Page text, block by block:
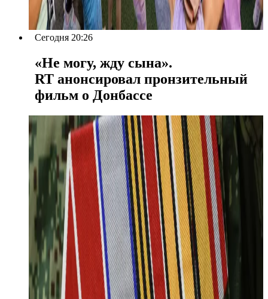
Сегодня 20:26
«Не могу, жду сына».
RT анонсировал пронзительный
фильм о Донбассе